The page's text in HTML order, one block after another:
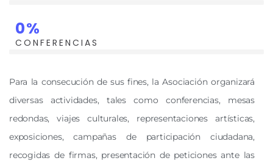
0%
CONFERENCIAS
Para la consecución de sus fines, la Asociación organizará
diversas actividades, tales como conferencias, mesas
redondas, viajes culturales, representaciones artísticas,
exposiciones, campañas de participación ciudadana,
recogidas de firmas, presentación de peticiones ante las